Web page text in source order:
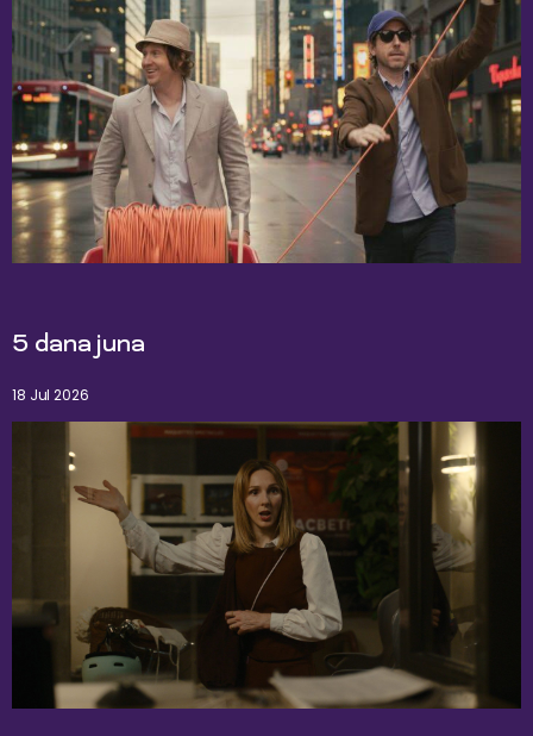
5 dana juna
18 Jul 2026